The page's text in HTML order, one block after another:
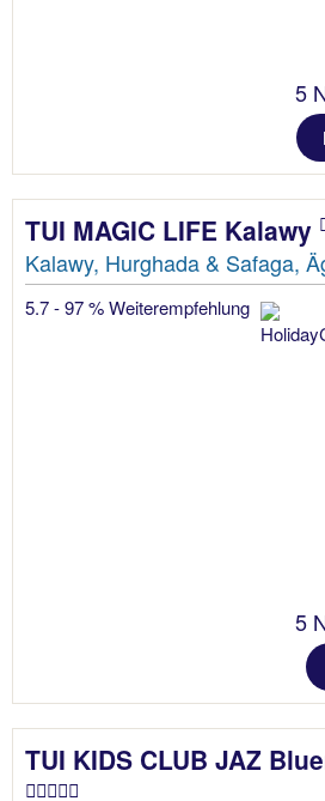
5
TUI MAGIC LIFE Kalawy
Kalawy, Hurghada & Safaga,
5.7 - 97 % Weiterempfehlung
5
TUI KIDS CLUB JAZ